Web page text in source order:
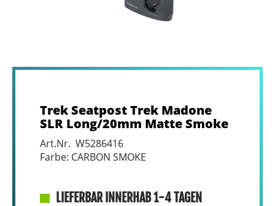
Trek Seatpost Trek Madone
SLR Long/20mm Matte Smoke
Art.Nr. W5286416
Farbe: CARBON SMOKE
LIEFERBAR INNERHAB 1-4 TAGEN